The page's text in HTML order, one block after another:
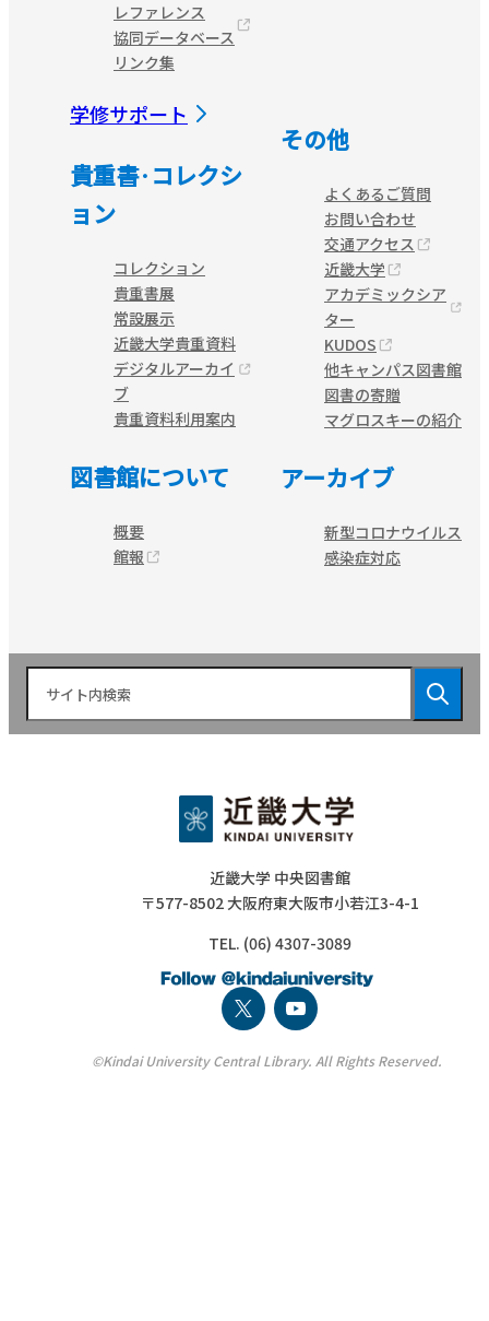
レファレンス
協同データベース
リンク集
学修サポート
貴重書·コレクシ
ョン
コレクション
貴重書展
常設展示
近畿大学貴重資料
デジタルアーカイ
ブ
貴重資料利用案内
図書館について
概要
館報
その他
よくあるご質問
お問い合わせ
交通アクセス
近畿大学
アカデミックシア
ター
KUDOS
他キャンパス図書館
図書の寄贈
マグロスキーの紹介
アーカイブ
新型コロナウイルス
感染症対応
近畿大学 中央図書館
〒577-8502 大阪府東大阪市小若江3-4-1
TEL. (06) 4307-3089
©Kindai University Central Library. All Rights Reserved.